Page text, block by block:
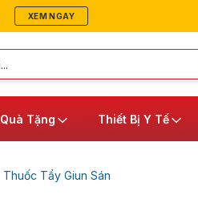
XEM NGAY
Quà Tặng Thiết Bị Y Tế
Thuốc Tẩy Giun Sán